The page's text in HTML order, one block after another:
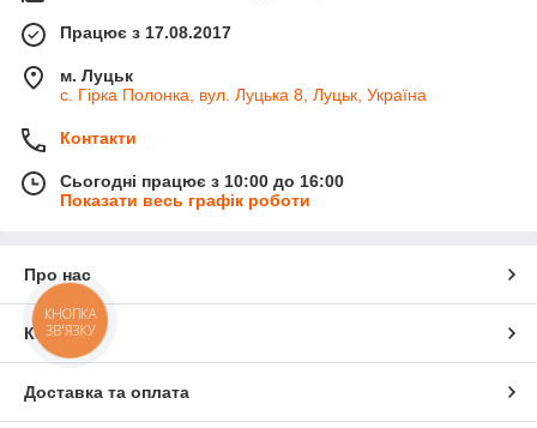
Працює з 17.08.2017
м. Луцьк
с. Гірка Полонка, вул. Луцька 8, Луцьк, Україна
Контакти
Сьогодні працює з 10:00 до 16:00
Показати весь графік роботи
Про нас
Контакти
Доставка та оплата
КНОПКА
ЗВ'ЯЗКУ